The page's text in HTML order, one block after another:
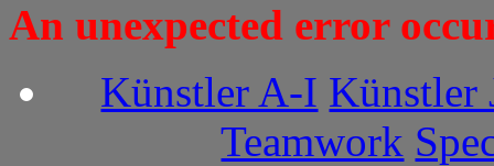
An unexpected error
Künstler A-I Künstler
Teamwork